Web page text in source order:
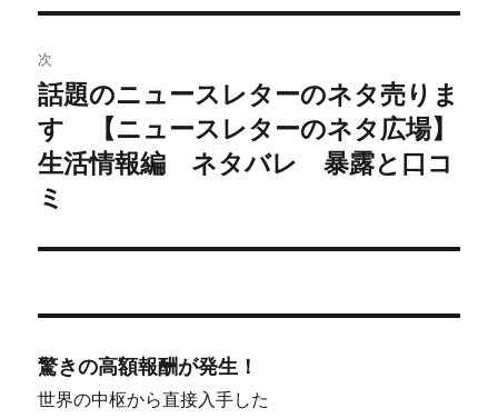
ョ
ン
次
次
の
投
稿:
話題のニュースレターのネタ売りま
す 【ニュースレターのネタ広場】
生活情報編 ネタバレ 暴露と口コ
ミ
驚きの高額報酬が発生！
世界の中枢から直接入手した